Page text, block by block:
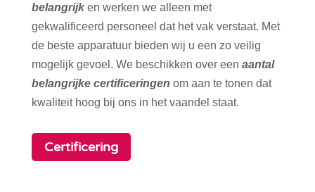
belangrijk en werken we alleen met
gekwalificeerd personeel dat het vak verstaat. Met
de beste apparatuur bieden wij u een zo veilig
mogelijk gevoel. We beschikken over een aantal
belangrijke certificeringen om aan te tonen dat
kwaliteit hoog bij ons in het vaandel staat.
Certificering